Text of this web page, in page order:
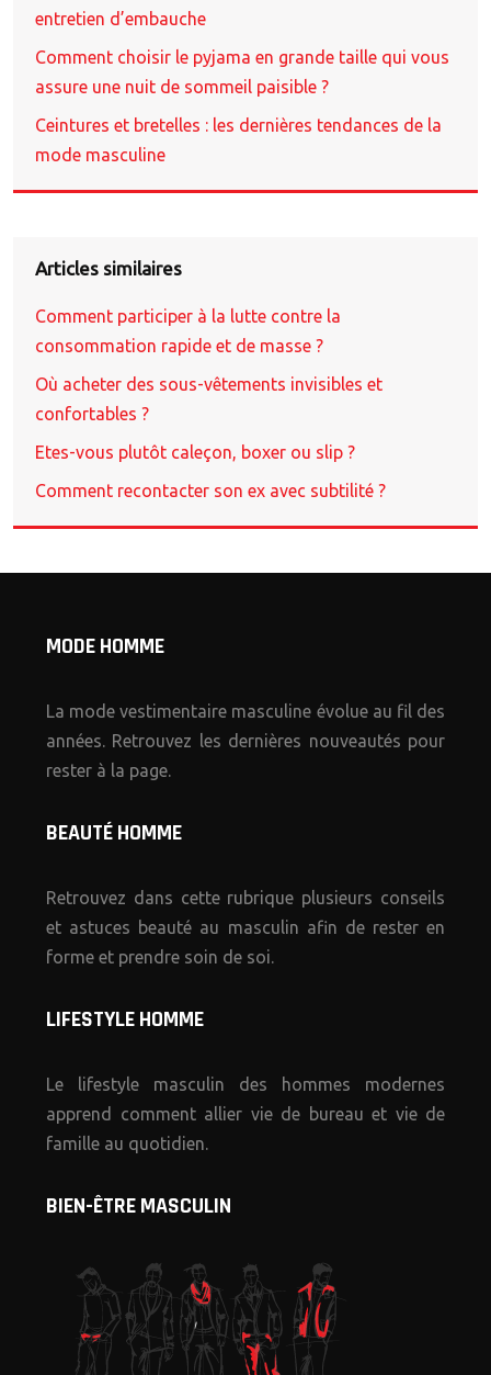
entretien d’embauche
Comment choisir le pyjama en grande taille qui vous
assure une nuit de sommeil paisible ?
Ceintures et bretelles : les dernières tendances de la
mode masculine
Articles similaires
Comment participer à la lutte contre la
consommation rapide et de masse ?
Où acheter des sous-vêtements invisibles et
confortables ?
Etes-vous plutôt caleçon, boxer ou slip ?
Comment recontacter son ex avec subtilité ?
MODE HOMME
La mode vestimentaire masculine évolue au fil des
années. Retrouvez les dernières nouveautés pour
rester à la page.
BEAUTÉ HOMME
Retrouvez dans cette rubrique plusieurs conseils
et astuces beauté au masculin afin de rester en
forme et prendre soin de soi.
LIFESTYLE HOMME
Le lifestyle masculin des hommes modernes
apprend comment allier vie de bureau et vie de
famille au quotidien.
BIEN-ÊTRE MASCULIN